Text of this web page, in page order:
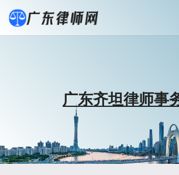
广东齐坦律师事